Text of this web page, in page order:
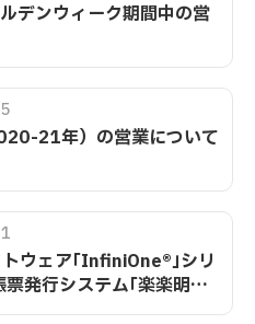
デンウィーク期間中の営
21年）の営業について
ウェア｢InfiniOne®｣シリ
発行システム｢楽楽明細｣
開始